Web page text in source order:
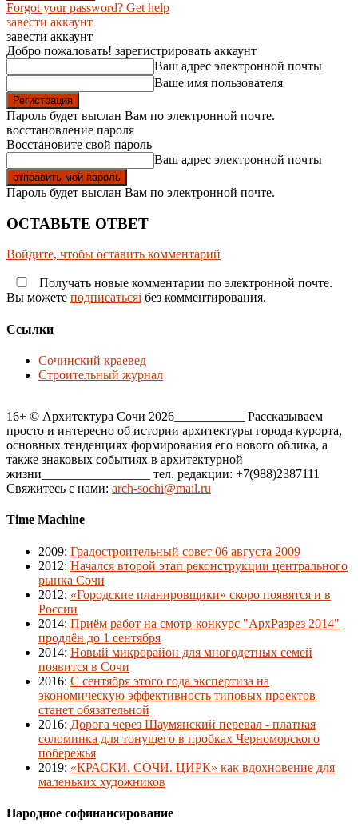
Forgot your password? Get help
завести аккаунт
завести аккаунт
Добро пожаловать! зарегистрировать аккаунт
Ваш адрес электронной почты
Ваше имя пользователя
Пароль будет выслан Вам по электронной почте.
восстановление пароля
Восстановите свой пароль
Ваш адрес электронной почты
Пароль будет выслан Вам по электронной почте.
ОСТАВЬТЕ ОТВЕТ
Войдите, чтобы оставить комментарий
Получать новые комментарии по электронной почте.
Вы можете подписатьсяi без комментирования.
Ссылки
Сочинский краевед
Строительный журнал
16+ © Архитектура Сочи 2026___________ Рассказываем
просто и интересно об истории архитектуры города курорта,
основных тенденциях формирования его нового облика, а
также знаковых событиях в архитектурной
жизни_________________ тел. редакции: +7(988)2387111
Свяжитесь с нами: arch-sochi@mail.ru
Time Machine
2009: Градостроительный совет 06 августа 2009
2012: Начался второй этап реконструкции центрального
рынка Сочи
2012: «Городские планировщики» скоро появятся и в
России
2014: Приём работ на смотр-конкурс "АрхРазрез 2014"
продлён до 1 сентября
2014: Новый микрорайон для многодетных семей
появится в Сочи
2016: С сентября этого года экспертиза на
экономическую эффективность типовых проектов
станет обязательной
2016: Дорога через Шаумянский перевал - платная
соломинка для тонущего в пробках Черноморского
побережья
2019: «КРАСКИ. СОЧИ. ЦИРК» как вдохновение для
маленьких художников
Народное софинансирование